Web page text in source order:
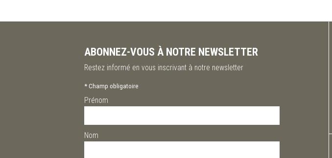
ABONNEZ-VOUS À NOTRE NEWSLETTER
Restez informé en vous inscrivant à notre newsletter
*Champ obligatoire
Prénom
Nom